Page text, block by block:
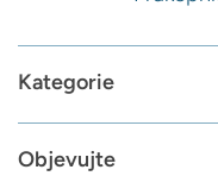
Kategorie
Objevujte